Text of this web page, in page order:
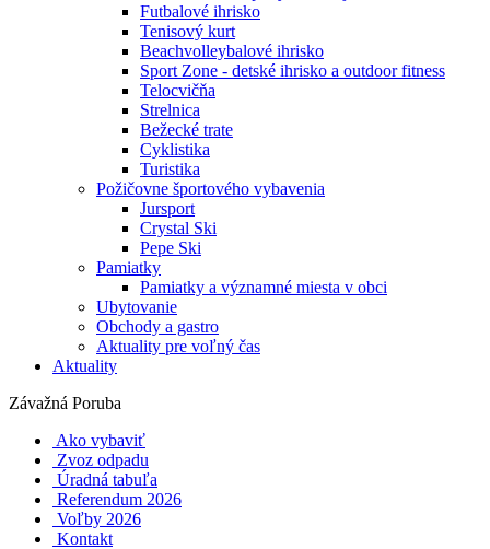
Futbalové ihrisko
Tenisový kurt
Beachvolleybalové ihrisko
Sport Zone - detské ihrisko a outdoor fitness
Telocvičňa
Strelnica
Bežecké trate
Cyklistika
Turistika
Požičovne športového vybavenia
Jursport
Crystal Ski
Pepe Ski
Pamiatky
Pamiatky a významné miesta v obci
Ubytovanie
Obchody a gastro
Aktuality pre voľný čas
Aktuality
Závažná Poruba
Ako vybaviť
Zvoz odpadu
Úradná tabuľa
Referendum 2026
Voľby 2026
Kontakt